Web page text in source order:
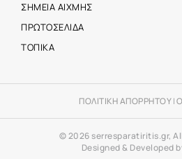
ΣΗΜΕΙΑ ΑΙΧΜΗΣ
ΠΡΩΤΟΣΕΛΙΔΑ
ΤΟΠΙΚΑ
ΠΟΛΙΤΙΚΗ ΑΠΟΡΡΗΤΟΥ|
© 2026 serresparatiritis.gr,
Designed & Developed